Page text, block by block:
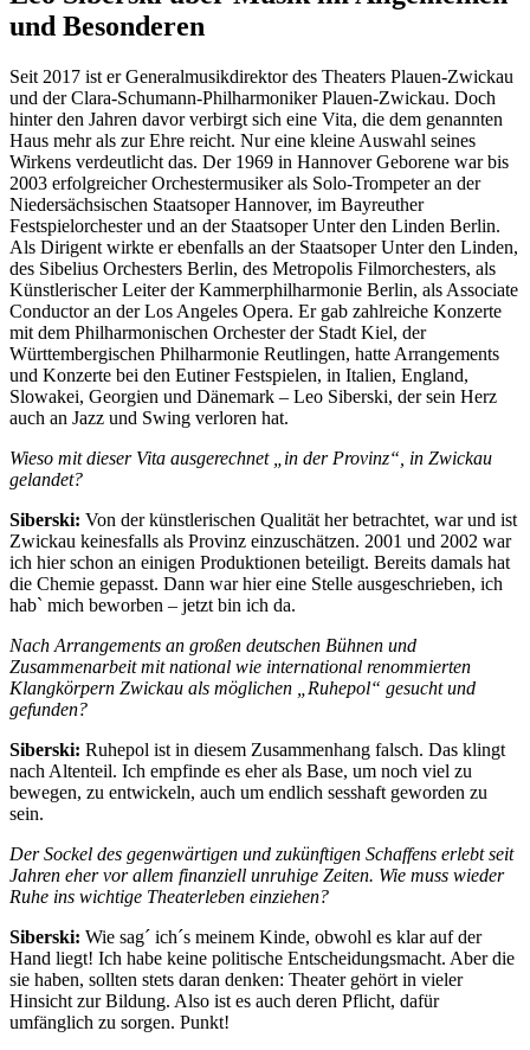
und Besonderen
Seit 2017 ist er Generalmusikdirektor des Theaters Plauen-Zwickau
und der Clara-Schumann-Philharmoniker Plauen-Zwickau. Doch
hinter den Jahren davor verbirgt sich eine Vita, die dem genannten
Haus mehr als zur Ehre reicht. Nur eine kleine Auswahl seines
Wirkens verdeutlicht das. Der 1969 in Hannover Geborene war bis
2003 erfolgreicher Orchestermusiker als Solo-Trompeter an der
Niedersächsischen Staatsoper Hannover, im Bayreuther
Festspielorchester und an der Staatsoper Unter den Linden Berlin.
Als Dirigent wirkte er ebenfalls an der Staatsoper Unter den Linden,
des Sibelius Orchesters Berlin, des Metropolis Filmorchesters, als
Künstlerischer Leiter der Kammerphilharmonie Berlin, als Associate
Conductor an der Los Angeles Opera. Er gab zahlreiche Konzerte
mit dem Philharmonischen Orchester der Stadt Kiel, der
Württembergischen Philharmonie Reutlingen, hatte Arrangements
und Konzerte bei den Eutiner Festspielen, in Italien, England,
Slowakei, Georgien und Dänemark – Leo Siberski, der sein Herz
auch an Jazz und Swing verloren hat.
Wieso mit dieser Vita ausgerechnet „in der Provinz“, in Zwickau
gelandet?
Siberski: Von der künstlerischen Qualität her betrachtet, war und ist
Zwickau keinesfalls als Provinz einzuschätzen. 2001 und 2002 war
ich hier schon an einigen Produktionen beteiligt. Bereits damals hat
die Chemie gepasst. Dann war hier eine Stelle ausgeschrieben, ich
hab` mich beworben – jetzt bin ich da.
Nach Arrangements an großen deutschen Bühnen und
Zusammenarbeit mit national wie international renommierten
Klangkörpern Zwickau als möglichen „Ruhepol“ gesucht und
gefunden?
Siberski: Ruhepol ist in diesem Zusammenhang falsch. Das klingt
nach Altenteil. Ich empfinde es eher als Base, um noch viel zu
bewegen, zu entwickeln, auch um endlich sesshaft geworden zu
sein.
Der Sockel des gegenwärtigen und zukünftigen Schaffens erlebt seit
Jahren eher vor allem finanziell unruhige Zeiten. Wie muss wieder
Ruhe ins wichtige Theaterleben einziehen?
Siberski: Wie sag´ ich´s meinem Kinde, obwohl es klar auf der
Hand liegt! Ich habe keine politische Entscheidungsmacht. Aber die
sie haben, sollten stets daran denken: Theater gehört in vieler
Hinsicht zur Bildung. Also ist es auch deren Pflicht, dafür
umfänglich zu sorgen. Punkt!